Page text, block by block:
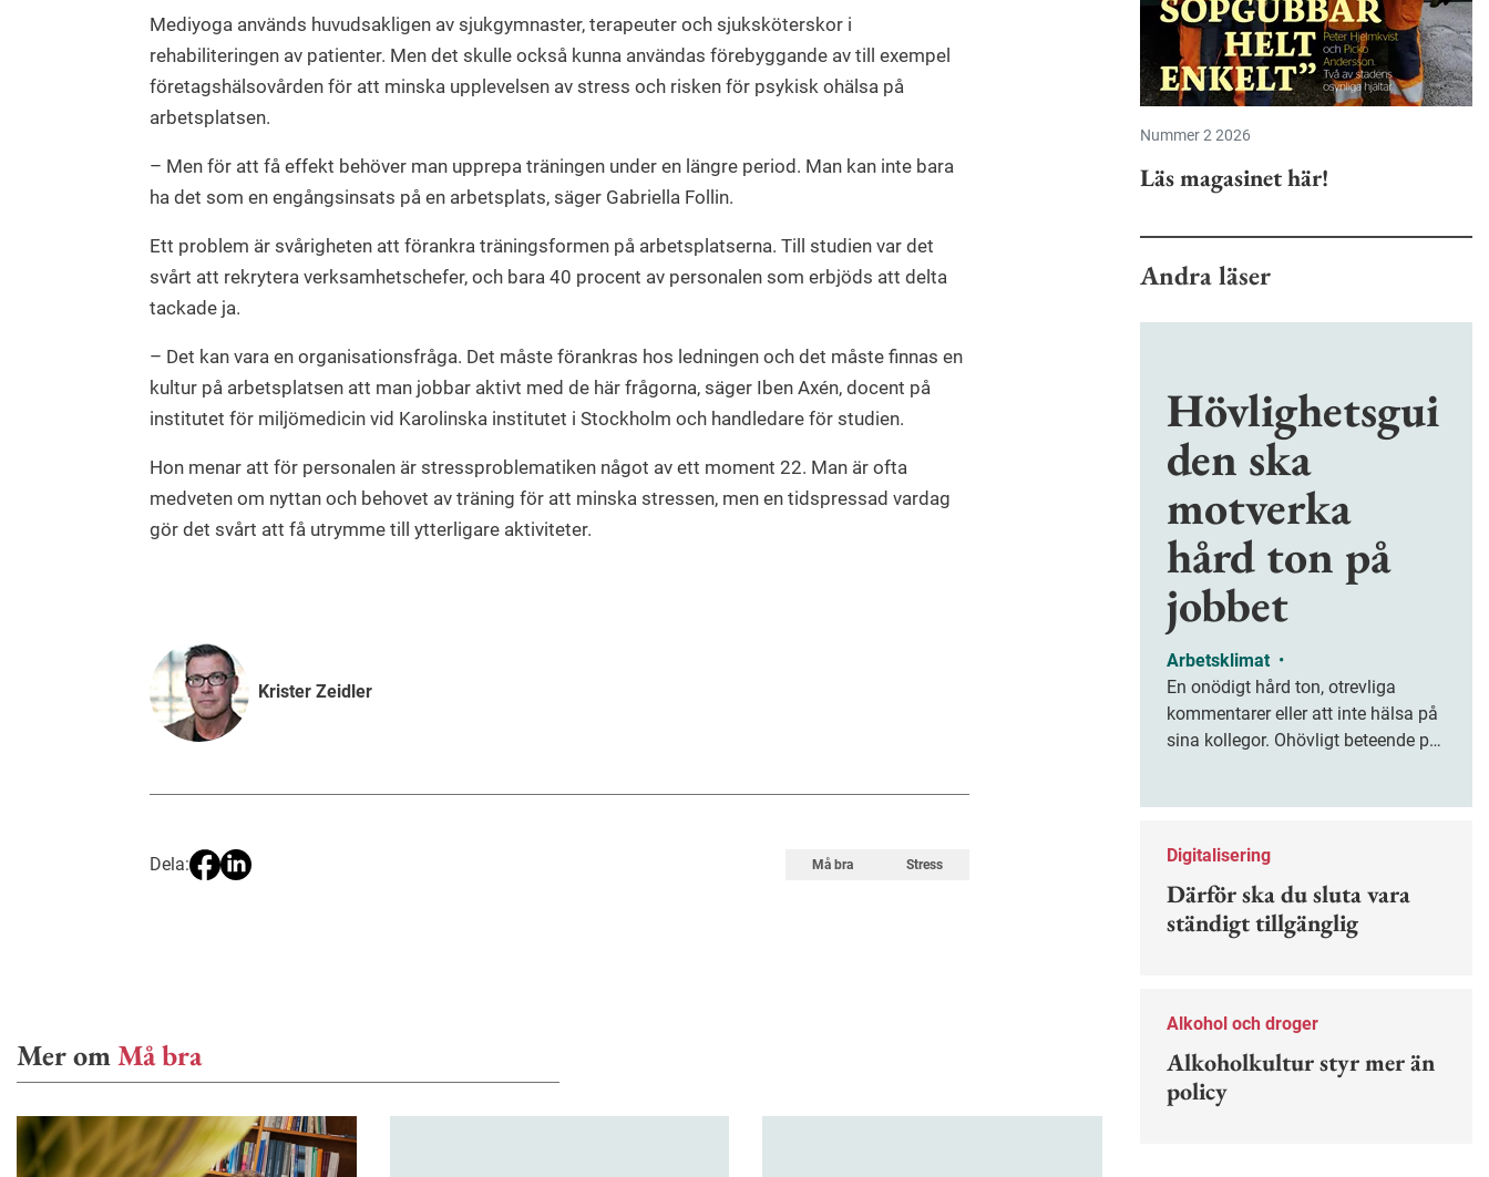
Mediyoga används huvudsakligen av sjukgymnaster, terapeuter och sjuksköterskor i
rehabiliteringen av patienter. Men det skulle också kunna användas förebyggande av till exempel
företagshälsovården för att minska upplevelsen av stress och risken för psykisk ohälsa på
arbetsplatsen.
– Men för att få effekt behöver man upprepa träningen under en längre period. Man kan inte bara
ha det som en engångsinsats på en arbetsplats, säger Gabriella Follin.
Ett problem är svårigheten att förankra träningsformen på arbetsplatserna. Till studien var det
svårt att rekrytera verksamhetschefer, och bara 40 procent av personalen som erbjöds att delta
tackade ja.
– Det kan vara en organisationsfråga. Det måste förankras hos ledningen och det måste finnas en
kultur på arbetsplatsen att man jobbar aktivt med de här frågorna, säger Iben Axén, docent på
institutet för miljömedicin vid Karolinska institutet i Stockholm och handledare för studien.
Hon menar att för personalen är stressproblematiken något av ett moment 22. Man är ofta
medveten om nyttan och behovet av träning för att minska stressen, men en tidspressad vardag
gör det svårt att få utrymme till ytterligare aktiviteter.
Krister Zeidler
Dela: Må bra Stress
Mer omMå bra
Nummer 2 2026
Läs magasinet här!
Andra läser
Hövlighetsgui
den ska
motverka
hård ton på
jobbet
Arbetsklimat •
En onödigt hård ton, otrevliga
kommentarer eller att inte hälsa på
sina kollegor. Ohövligt beteende på
förebygga ohövligt beteende på
Digitalisering
Därför ska du sluta vara
ständigt tillgänglig
Alkohol och droger
Alkoholkultur styr mer än
policy